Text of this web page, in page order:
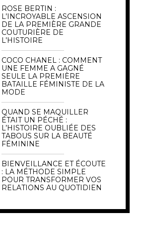
ROSE BERTIN :
L’INCROYABLE ASCENSION
DE LA PREMIÈRE GRANDE
COUTURIÈRE DE
L’HISTOIRE
COCO CHANEL : COMMENT
UNE FEMME A GAGNÉ
SEULE LA PREMIÈRE
BATAILLE FÉMINISTE DE LA
MODE
QUAND SE MAQUILLER
ÉTAIT UN PÉCHÉ :
L’HISTOIRE OUBLIÉE DES
TABOUS SUR LA BEAUTÉ
FÉMININE
BIENVEILLANCE ET ÉCOUTE
: LA MÉTHODE SIMPLE
POUR TRANSFORMER VOS
RELATIONS AU QUOTIDIEN